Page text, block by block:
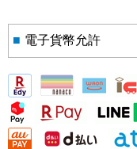
■ 電子貨幣允許